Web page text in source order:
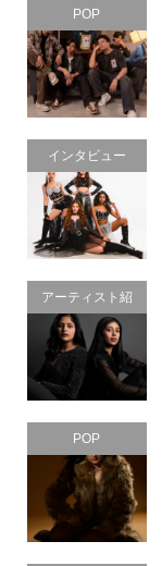
POP
インタビュー
アーティスト紹
介
POP